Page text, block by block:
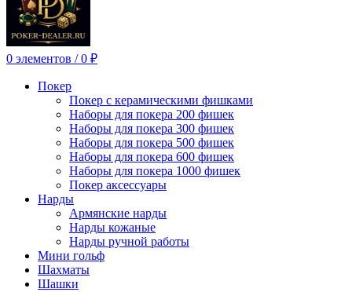
0 элементов / 0 ₽
Покер
Покер с керамическими фишками
Наборы для покера 200 фишек
Наборы для покера 300 фишек
Наборы для покера 500 фишек
Наборы для покера 600 фишек
Наборы для покера 1000 фишек
Покер аксессуары
Нарды
Армянские нарды
Нарды кожаные
Нарды ручной работы
Мини гольф
Шахматы
Шашки